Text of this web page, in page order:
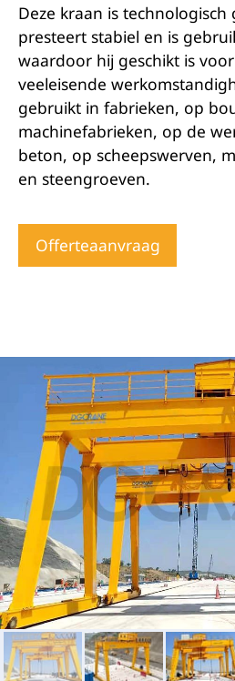
Deze kraan is technologisch
presteert stabiel en is
waardoor hij geschikt is
veeleisende
gebruikt in fabrieken, op
machinefabrieken, op de
beton, op scheepswerven,
en steengroeven.
Offerteaanvraag